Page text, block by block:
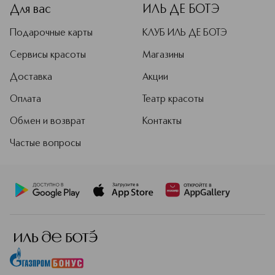
Для вас
Подарочные карты
Сервисы красоты
Доставка
Оплата
Обмен и возврат
Частые вопросы
ИЛЬ ДЕ БОТЭ
КЛУБ ИЛЬ ДЕ БОТЭ
Магазины
Акции
Театр красоты
Контакты